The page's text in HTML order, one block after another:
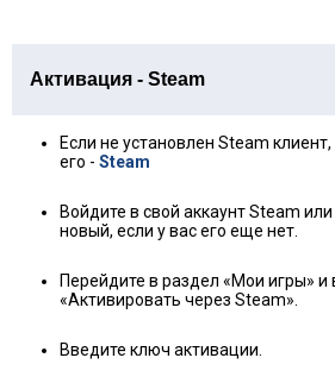
Активация - Steam
Если не установлен Steam клиент,
его - Steam
Войдите в свой аккаунт Steam или
новый, если у вас его еще нет.
Перейдите в раздел «Мои игры» и
«Активировать через Steam».
Введите ключ активации.